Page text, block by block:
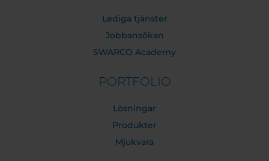
Lediga tjänster
Jobbansökan
SWARCO Academy
PORTFOLIO
Lösningar
Produkter
Mjukvara